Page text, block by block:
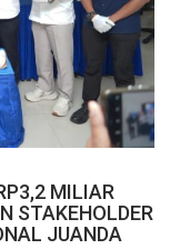
MILIAR
STAKEHOLDER
JUANDA